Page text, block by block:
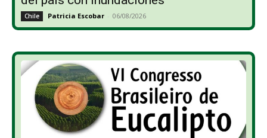
Chile Patricia Escobar - 06/08/2026